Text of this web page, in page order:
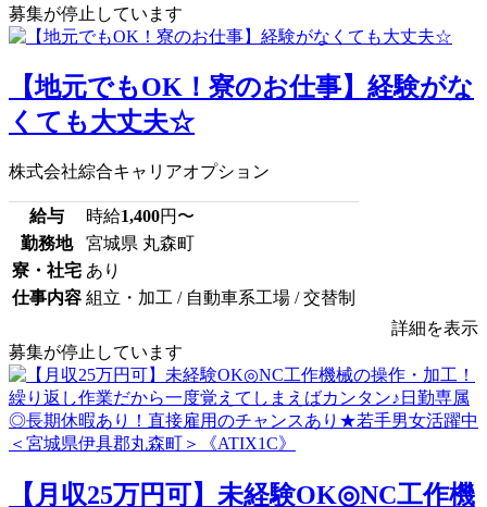
募集が停止しています
【地元でもOK！寮のお仕事】経験がな
くても大丈夫☆
株式会社綜合キャリアオプション
給与 時給1,400円〜
勤務地
宮城県 丸森町
寮・社宅 あり
仕事内容 組立・加工 / 自動車系工場 / 交替制
詳細を表示
募集が停止しています
【月収25万円可】未経験OK◎NC工作機